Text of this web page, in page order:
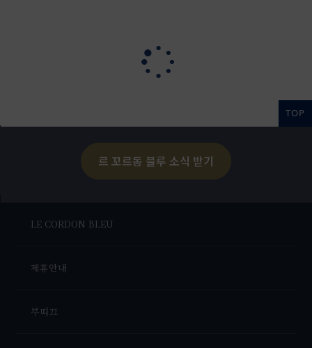
TOP
르 꼬르동 블루 소식 받기
LE CORDON BLEU
제휴안내
부띠끄